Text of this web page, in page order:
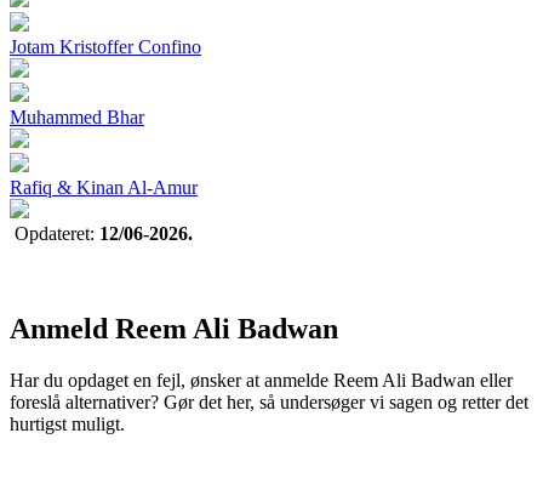
Jotam Kristoffer Confino
Muhammed Bhar
Rafiq & Kinan Al-Amur
Opdateret: 12/06-2026.
Anmeld Reem Ali Badwan
Har du opdaget en fejl, ønsker at anmelde Reem Ali Badwan eller
foreslå alternativer? Gør det her, så undersøger vi sagen og retter det
hurtigst muligt.